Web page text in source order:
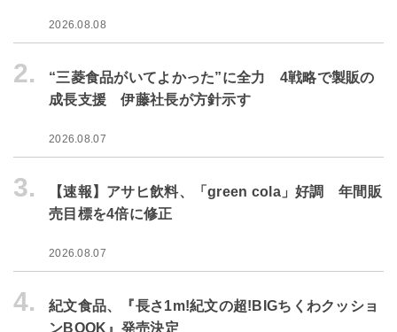
2026.08.08
2.
“三菱食品がいてよかった”に全力 4戦略で製販の
成長支援 伊藤社長が方針示す
2026.08.07
3.
【速報】アサヒ飲料、「green cola」好調 年間販
売目標を4倍に修正
2026.08.07
4.
紀文食品、『長さ1m!紀文の超!BIGちくわクッショ
ンBOOK』発売決定